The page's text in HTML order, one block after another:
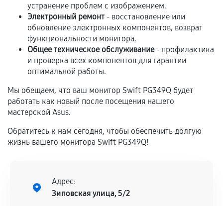
Если комплектующие куплены
самостоятельно
Гарантия на выполненные работы может
сохраняться полностью или частично, если
соблюдены следующие условия:
Предоставленные детали подходят по
техническим параметрам и не имеют внешних
дефектов.
Установка была выполнена нашим сервисным
центром.
сервисный центр ответственности не несет.
устранение проблем с изображением.
Электронный ремонт - восстановление или
обновление электронных компонентов, возврат
функциональности монитора.
Общее техническое обслуживание- профилактика
и проверка всех компонентов для гарантии
оптимальной работы.
Мы обещаем, что ваш монитор Swift PG349Q будет
работать как новый после посещения нашего
мастерской Asus.
Обратитесь к нам сегодня, чтобы обеспечить долгую
жизнь вашего монитора Swift PG349Q!
Адрес:
Зиповская улица, 5/2